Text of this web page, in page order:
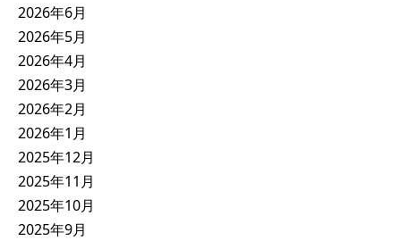
2026年6月
2026年5月
2026年4月
2026年3月
2026年2月
2026年1月
2025年12月
2025年11月
2025年10月
2025年9月